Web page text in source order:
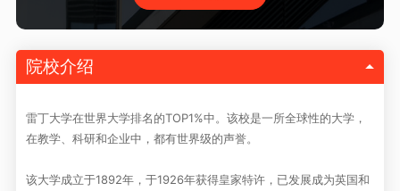
院校介绍
雷丁大学在世界大学排名的TOP1%中。该校是一所全球性的大学，
在教学、科研和企业中，都有世界级的声誉。
该大学成立于1892年，于1926年获得皇家特许，已发展成为英国和